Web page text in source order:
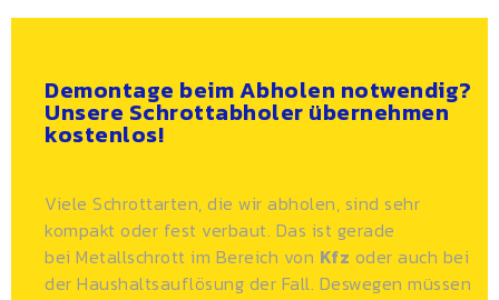
Demontage beim Abholen notwendig?
Unsere Schrottabholer übernehmen
kostenlos!
Viele Schrottarten, die wir abholen, sind sehr
kompakt oder fest verbaut. Das ist gerade
bei Metallschrott im Bereich von Kfz oder auch bei
der Haushaltsauflösung der Fall. Deswegen müssen